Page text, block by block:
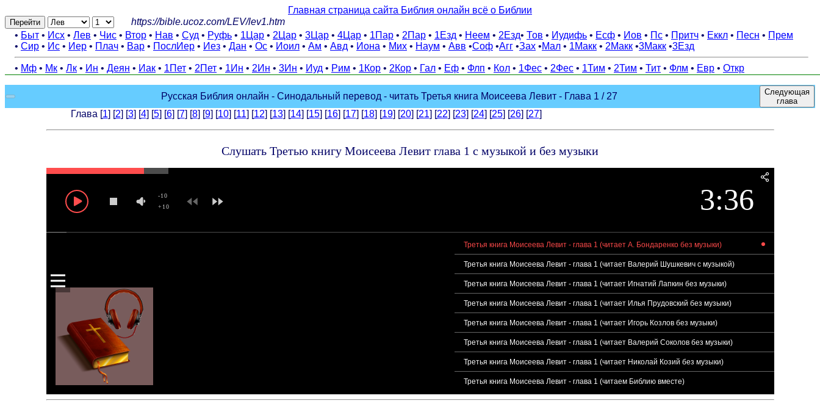
Главная страница сайта Библия онлайн всё о Библии
Перейти
https://bible.ucoz.com/LEV/lev1.htm
• Быт • Исх • Лев • Чис • Втор • Нав • Суд • Руфь • 1Цар • 2Цар • 3Цар • 4Цар • 1Пар • 2Пар • 1Езд • Неем • 2Езд• Тов • Иудифь • Есф • Иов • Пс • Притч • Еккл • Песн • Прем
• Сир • Ис • Иер • Плач • Вар • ПослИер • Иез • Дан • Ос • Иоил • Ам • Авд • Иона • Мих • Наум • Авв •Соф •Агг •Зах •Мал • 1Макк • 2Макк •3Макк •3Езд
• Мф • Мк • Лк • Ин • Деян • Иак • 1Пет • 2Пет • 1Ин • 2Ин • 3Ин • Иуд • Рим • 1Кор • 2Кор • Гал • Еф • Флп • Кол • 1Фес • 2Фес • 1Тим • 2Тим • Тит • Флм • Евр • Откр
Русская Библия онлайн - Синодальный перевод - читать Третья книга Моисеева Левит - Глава 1 / 27
Следующая
глава
Глава [1] [2] [3] [4] [5] [6] [7] [8] [9] [10] [11] [12] [13] [14] [15] [16] [17] [18] [19] [20] [21] [22] [23] [24] [25] [26] [27]
Слушать Третью книгу Моисеева Левит глава 1 с музыкой и без музыки
3:36
+10
-10
Третья книга Моисеева Левит - глава 1 (читает А. Бондаренко без музыки)
Третья книга Моисеева Левит - глава 1 (читает Валерий Шушкевич с музыкой)
Третья книга Моисеева Левит - глава 1 (читает Игнатий Лапкин без музыки)
Третья книга Моисеева Левит - глава 1 (читает Илья Прудовский без музыки)
Третья книга Моисеева Левит - глава 1 (читает Игорь Козлов без музыки)
Третья книга Моисеева Левит - глава 1 (читает Валерий Соколов без музыки)
Третья книга Моисеева Левит - глава 1 (читает Николай Козий без музыки)
Третья книга Моисеева Левит - глава 1 (читаем Библию вместе)